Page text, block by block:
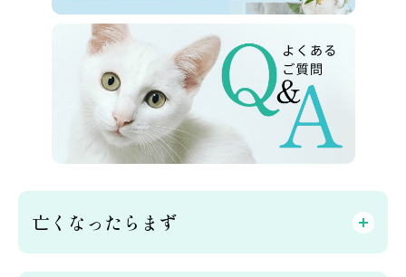
亡くなったらまず